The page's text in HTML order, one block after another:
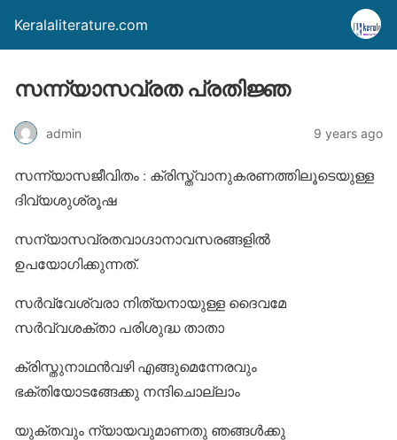
Keralaliterature.com
സന്ന്യാസവ്രത പ്രതിജ്ഞ
admin 9 years ago
സന്ന്യാസജീവിതം : ക്രിസ്ത്വാനുകരണത്തിലൂടെയുള്ള
ദിവ്യശുശ്രൂഷ
സന്യാസവ്രതവാഗ്ദാനാവസരങ്ങളില്‍
ഉപയോഗിക്കുന്നത്.
സര്‍വ്വേശ്വരാ നിത്യനായുള്ള ദൈവമേ
സര്‍വ്വശക്താ പരിശുദ്ധ താതാ
ക്രിസ്തുനാഥന്‍വഴി എങ്ങുമെന്നേരവും
ഭക്തിയോടങ്ങേക്കു നന്ദിചൊല്ലാം
യുക്തവും ന്യായവുമാണതു ഞങ്ങള്‍ക്കു